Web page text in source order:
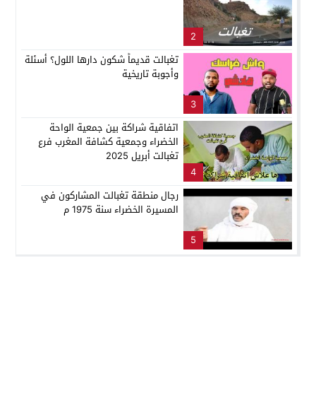
2
3
تغبالت قديماً شكون دارها اللول؟ أسئلة
وأجوبة تاريخية
4
اتفاقية شراكة بين جمعية الواحة
الخضراء وجمعية كشافة المغرب فرع
تغبالت أبريل 2025
5
رجال منطقة تغبالت المشاركون في
المسيرة الخضراء سنة 1975 م